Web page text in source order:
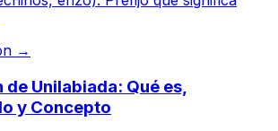
→
Unilabiada: Qué es,
y Concepto